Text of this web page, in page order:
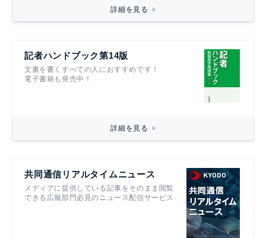
詳細を見る
記者ハンドブック第14版
文書を書くすべての人におすすめです！
電子書籍も発売中！
詳細を見る
共同通信リアルタイムニュース
メディアに提供している記事をそのまま閲覧
できる広報部門必見のニュース配信サービス